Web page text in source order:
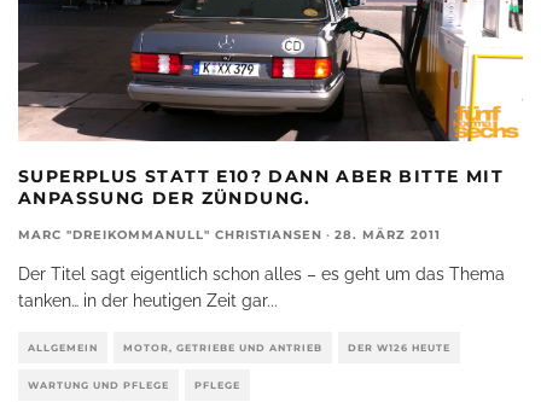
SUPERPLUS STATT E10? DANN ABER BITTE MIT
ANPASSUNG DER ZÜNDUNG.
MARC "DREIKOMMANULL" CHRISTIANSEN · 28. MÄRZ 2011
Der Titel sagt eigentlich schon alles – es geht um das Thema
tanken… in der heutigen Zeit gar...
ALLGEMEIN MOTOR, GETRIEBE UND ANTRIEB DER W126 HEUTE
WARTUNG UND PFLEGE PFLEGE